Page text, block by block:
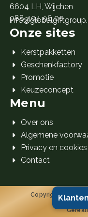
6604 LH, Wijchen
088 404 96 00
Onze sites
Kerstpakketten
Geschenkfactory
Promotie
Keuzeconcept
Menu
Over ons
Algemene
Privacy en cookies
Contact
Copyright 2026